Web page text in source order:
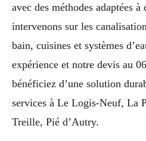
avec des méthodes adaptées
intervenons sur les
bain, cuisines et systèmes
expérience et notre devis au
bénéficiez d’une solution
services à Le Logis-Neuf, La
Treille, Pié d’Autry.